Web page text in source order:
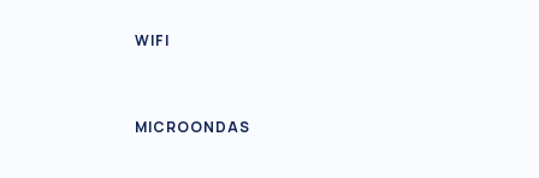
WIFI
MICROONDAS